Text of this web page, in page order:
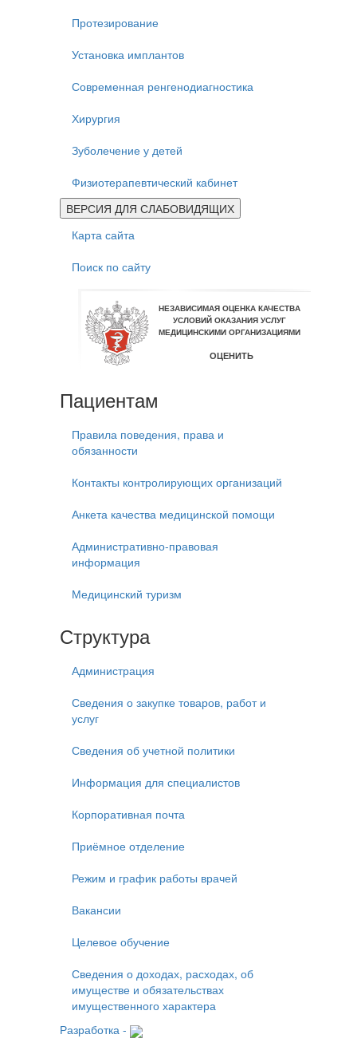
Протезирование
Установка имплантов
Современная ренгенодиагностика
Хирургия
Зуболечение у детей
Физиотерапевтический кабинет
ВЕРСИЯ ДЛЯ СЛАБОВИДЯЩИХ
Карта сайта
Поиск по сайту
Пациентам
Правила поведения, права и
обязанности
Контакты контролирующих организаций
Анкета качества медицинской помощи
Административно-правовая
информация
Медицинский туризм
Структура
Администрация
Сведения о закупке товаров, работ и
услуг
Сведения об учетной политики
Информация для специалистов
Корпоративная почта
Приёмное отделение
Режим и график работы врачей
Вакансии
Целевое обучение
Сведения о доходах, расходах, об
имуществе и обязательствах
имущественного характера
Разработка -